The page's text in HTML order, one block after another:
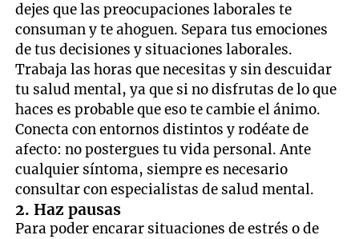
dejes que las preocupaciones laborales te
consuman y te ahoguen. Separa tus emociones
de tus decisiones y situaciones laborales.
Trabaja las horas que necesitas y sin descuidar
tu salud mental, ya que si no disfrutas de lo que
haces es probable que eso te cambie el ánimo.
Conecta con entornos distintos y rodéate de
afecto: no postergues tu vida personal. Ante
cualquier síntoma, siempre es necesario
consultar con especialistas de salud mental.
2. Haz pausas
Para poder encarar situaciones de estrés o de